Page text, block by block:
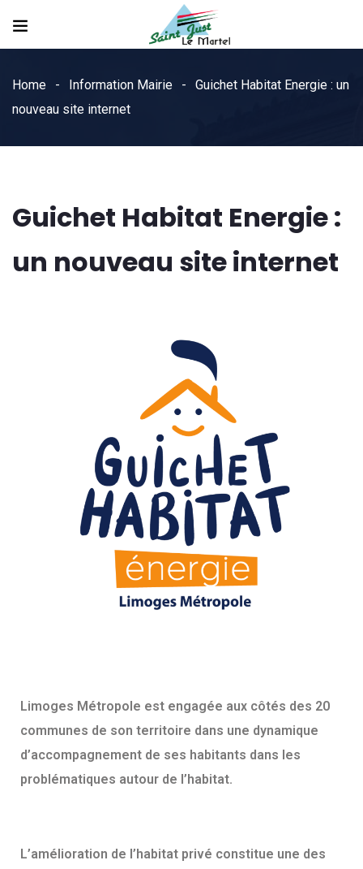
Home Information Mairie
Guichet Habitat Energie : un
nouveau site internet
Guichet Habitat Energie :
un nouveau site internet
Limoges Métropole est engagée aux côtés des 20
communes de son territoire dans une dynamique
d’accompagnement de ses habitants dans les
problématiques autour de l’habitat.
L’amélioration de l’habitat privé constitue une des